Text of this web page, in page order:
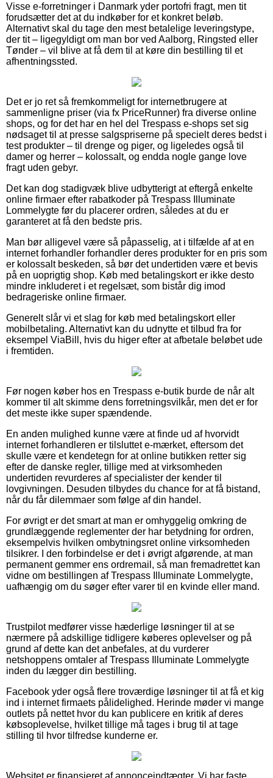
Visse e-forretninger i Danmark yder portofri fragt, men tit
forudsætter det at du indkøber for et konkret beløb.
Alternativt skal du tage den mest betalelige leveringstype,
der tit – ligegyldigt om man bor ved Aalborg, Ringsted eller
Tønder – vil blive at få dem til at køre din bestilling til et
afhentningssted.
Det er jo ret så fremkommeligt for internetbrugere at
sammenligne priser (via fx PriceRunner) fra diverse online
shops, og for det har en hel del Trespass e-shops set sig
nødsaget til at presse salgspriserne på specielt deres bedst i
test produkter – til drenge og piger, og ligeledes også til
damer og herrer – kolossalt, og endda nogle gange love
fragt uden gebyr.
Det kan dog stadigvæk blive udbytterigt at eftergå enkelte
online firmaer efter rabatkoder på Trespass Illuminate
Lommelygte før du placerer ordren, således at du er
garanteret at få den bedste pris.
Man bør alligevel være så påpasselig, at i tilfælde af at en
internet forhandler forhandler deres produkter for en pris som
er kolossalt beskeden, så bør det undertiden være et bevis
på en uoprigtig shop. Køb med betalingskort er ikke desto
mindre inkluderet i et regelsæt, som bistår dig imod
bedrageriske online firmaer.
Generelt slår vi et slag for køb med betalingskort eller
mobilbetaling. Alternativt kan du udnytte et tilbud fra for
eksempel ViaBill, hvis du higer efter at afbetale beløbet ude
i fremtiden.
Før nogen køber hos en Trespass e-butik burde de når alt
kommer til alt skimme dens forretningsvilkår, men det er for
det meste ikke super spændende.
En anden mulighed kunne være at finde ud af hvorvidt
internet forhandleren er tilsluttet e-mærket, eftersom det
skulle være et kendetegn for at online butikken retter sig
efter de danske regler, tillige med at virksomheden
undertiden revurderes af specialister der kender til
lovgivningen. Desuden tilbydes du chance for at få bistand,
når du får dilemmaer som følge af din handel.
For øvrigt er det smart at man er omhyggelig omkring de
grundlæggende reglementer der har betydning for ordren,
eksempelvis hvilken ombytningsret online virksomheden
tilsikrer. I den forbindelse er det i øvrigt afgørende, at man
permanent gemmer ens ordremail, så man fremadrettet kan
vidne om bestillingen af Trespass Illuminate Lommelygte,
uafhængig om du søger efter varer til en kvinde eller mand.
Trustpilot medfører visse hæderlige løsninger til at se
nærmere på adskillige tidligere køberes oplevelser og på
grund af dette kan det anbefales, at du vurderer
netshoppens omtaler af Trespass Illuminate Lommelygte
inden du lægger din bestilling.
Facebook yder også flere troværdige løsninger til at få et kig
ind i internet firmaets pålidelighed. Herinde møder vi mange
outlets på nettet hvor du kan publicere en kritik af deres
købsoplevelse, hvilket tillige må tages i brug til at tage
stilling til hvor tilfredse kunderne er.
Websitet er finansieret af annonceindtægter. Vi har faste